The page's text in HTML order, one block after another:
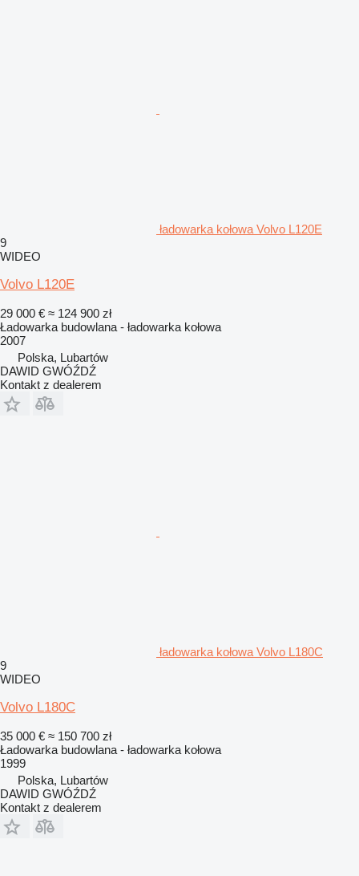
ładowarka kołowa Volvo L120E
9
WIDEO
Volvo L120E
29 000 € ≈ 124 900 zł
Ładowarka budowlana - ładowarka kołowa
2007
Polska, Lubartów
DAWID GWÓŹDŹ
Kontakt z dealerem
ładowarka kołowa Volvo L180C
9
WIDEO
Volvo L180C
35 000 € ≈ 150 700 zł
Ładowarka budowlana - ładowarka kołowa
1999
Polska, Lubartów
DAWID GWÓŹDŹ
Kontakt z dealerem